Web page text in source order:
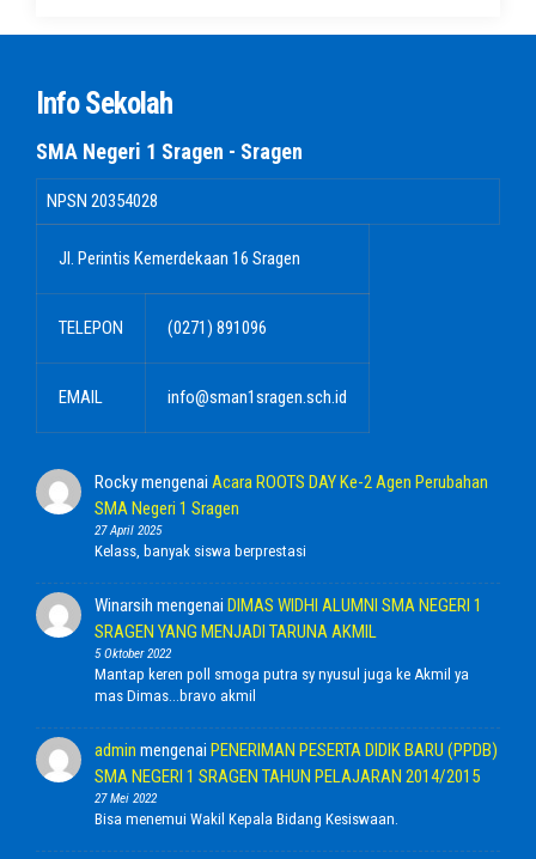
Info Sekolah
SMA Negeri 1 Sragen - Sragen
NPSN 20354028
Jl. Perintis Kemerdekaan 16 Sragen
TELEPON (0271) 891096
EMAIL info@sman1sragen.sch.id
Rockymengenai Acara ROOTS DAY Ke-2 Agen Perubahan
SMA Negeri 1 Sragen
27 April 2025
Kelass, banyak siswa berprestasi
Winarsih mengenai DIMAS WIDHI ALUMNI SMA NEGERI 1
SRAGEN YANG MENJADI TARUNA AKMIL
5 Oktober 2022
Mantap keren poll smoga putra sy nyusul juga ke Akmil ya
mas Dimas...bravo akmil
admin mengenai PENERIMAN PESERTA DIDIK BARU (PPDB)
SMA NEGERI 1 SRAGEN TAHUN PELAJARAN 2014/2015
27 Mei 2022
Bisa menemui Wakil Kepala Bidang Kesiswaan.